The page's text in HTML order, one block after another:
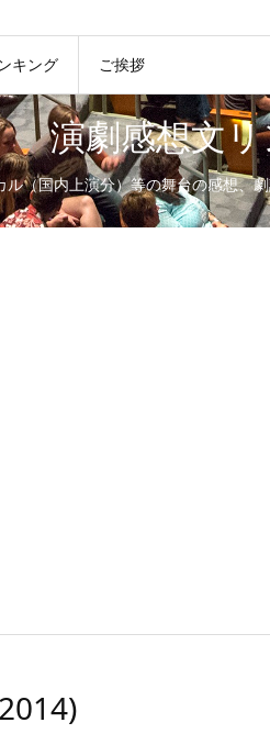
キング ご挨拶
演劇感想文
ル（国内上演分）等の舞台の感想、